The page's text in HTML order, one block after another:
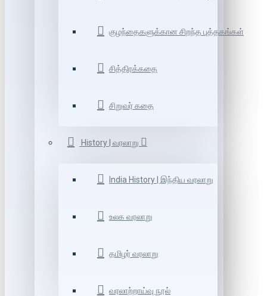
குழந்தைகளுக்கான சிறந்த புத்தகங்கள்
சித்திரக்கதை
சிறுவர் கதை
History | வரலாறு
India History | இந்திய வரலாறு
உலக வரலாறு
தமிழர் வரலாறு
வரலாற்றாய்வு நூல்